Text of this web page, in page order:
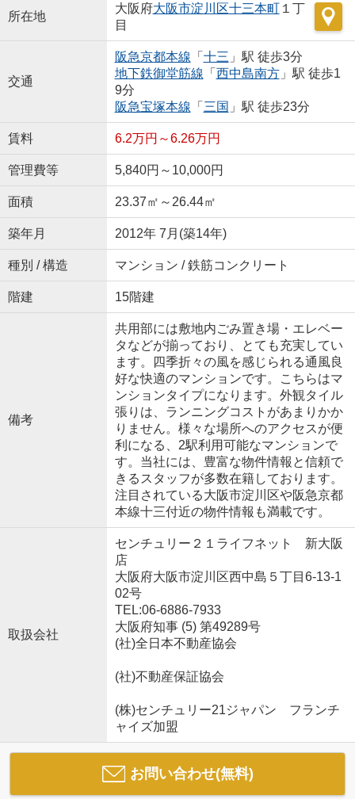
所在地
大阪府大阪市淀川区十三本町１丁
目
交通
阪急京都本線 「 十三 」駅 徒歩3分
地下鉄御堂筋線 「 西中島南方」駅 徒歩1
9分
阪急宝塚本線 「 三国 」駅 徒歩23分
賃料 6.2万円～6.26万円
管理費等 5,840円～10,000円
面積 23.37㎡～26.44㎡
築年月 2012年 7月(築14年)
種別 / 構造 マンション / 鉄筋コンクリート
階建 15階建
備考
共用部には敷地内ごみ置き場・エレベー
タなどが揃っており、とても充実してい
ます。四季折々の風を感じられる通風良
好な快適のマンションです。こちらはマ
ンションタイプになります。外観タイル
張りは、ランニングコストがあまりかか
りません。様々な場所へのアクセスが便
利になる、2駅利用可能なマンションで
す。当社には、豊富な物件情報と信頼で
きるスタッフが多数在籍しております。
注目されている大阪市淀川区や阪急京都
本線十三付近の物件情報も満載です。
取扱会社
センチュリー２１ライフネット 新大阪
店
大阪府大阪市淀川区西中島５丁目6-13-1
02号
TEL:06-6886-7933
大阪府知事 (5) 第49289号
(社)全日本不動産協会
(社)不動産保証協会
(株)センチュリー21ジャパン フランチ
ャイズ加盟
お問い合わせ(無料)